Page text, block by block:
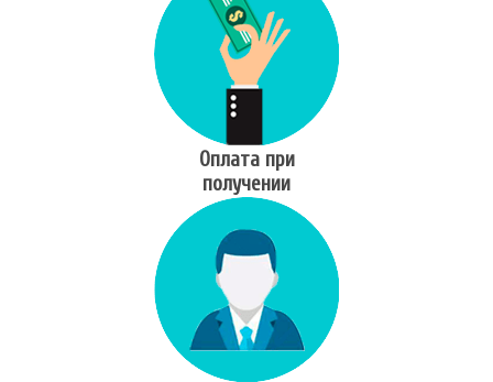
Оплата при
получении